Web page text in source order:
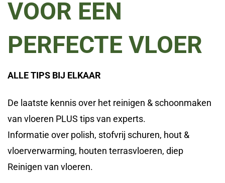
VOOR EEN
PERFECTE VLOER
ALLE TIPS BIJ ELKAAR
De laatste kennis over het reinigen & schoonmaken
van vloeren PLUS tips van experts.
Informatie over polish, stofvrij schuren, hout &
vloerverwarming, houten terrasvloeren, diep
Reinigen van vloeren.